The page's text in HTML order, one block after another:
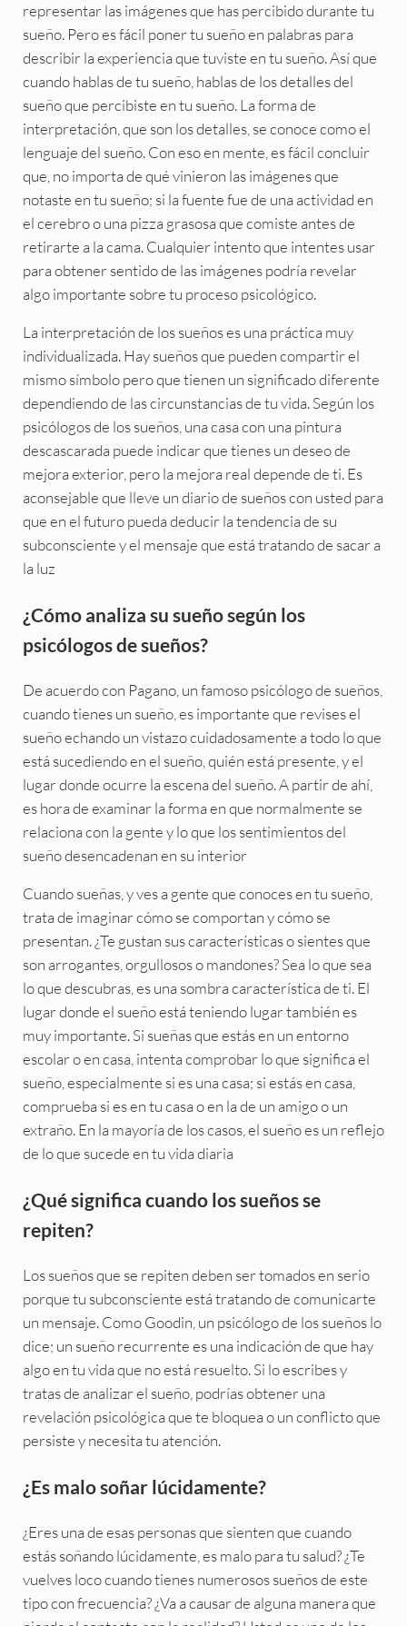
representar las imágenes que has percibido durante tu
sueño. Pero es fácil poner tu sueño en palabras para
describir la experiencia que tuviste en tu sueño. Así que
cuando hablas de tu sueño, hablas de los detalles del
sueño que percibiste en tu sueño. La forma de
interpretación, que son los detalles, se conoce como el
lenguaje del sueño. Con eso en mente, es fácil concluir
que, no importa de qué vinieron las imágenes que
notaste en tu sueño; si la fuente fue de una actividad en
el cerebro o una pizza grasosa que comiste antes de
retirarte a la cama. Cualquier intento que intentes usar
para obtener sentido de las imágenes podría revelar
algo importante sobre tu proceso psicológico.
La interpretación de los sueños es una práctica muy
individualizada. Hay sueños que pueden compartir el
mismo símbolo pero que tienen un significado diferente
dependiendo de las circunstancias de tu vida. Según los
psicólogos de los sueños, una casa con una pintura
descascarada puede indicar que tienes un deseo de
mejora exterior, pero la mejora real depende de ti. Es
aconsejable que lleve un diario de sueños con usted para
que en el futuro pueda deducir la tendencia de su
subconsciente y el mensaje que está tratando de sacar a
la luz
¿Cómo analiza su sueño según los
psicólogos de sueños?
De acuerdo con Pagano, un famoso psicólogo de sueños,
cuando tienes un sueño, es importante que revises el
sueño echando un vistazo cuidadosamente a todo lo que
está sucediendo en el sueño, quién está presente, y el
lugar donde ocurre la escena del sueño. A partir de ahí,
es hora de examinar la forma en que normalmente se
relaciona con la gente y lo que los sentimientos del
sueño desencadenan en su interior
Cuando sueñas, y ves a gente que conoces en tu sueño,
trata de imaginar cómo se comportan y cómo se
presentan. ¿Te gustan sus características o sientes que
son arrogantes, orgullosos o mandones? Sea lo que sea
lo que descubras, es una sombra característica de ti. El
lugar donde el sueño está teniendo lugar también es
muy importante. Si sueñas que estás en un entorno
escolar o en casa, intenta comprobar lo que significa el
sueño, especialmente si es una casa; si estás en casa,
comprueba si es en tu casa o en la de un amigo o un
extraño. En la mayoría de los casos, el sueño es un reflejo
de lo que sucede en tu vida diaria
¿Qué significa cuando los sueños se
repiten?
Los sueños que se repiten deben ser tomados en serio
porque tu subconsciente está tratando de comunicarte
un mensaje. Como Goodin, un psicólogo de los sueños lo
dice; un sueño recurrente es una indicación de que hay
algo en tu vida que no está resuelto. Si lo escribes y
tratas de analizar el sueño, podrías obtener una
revelación psicológica que te bloquea o un conflicto que
persiste y necesita tu atención.
¿Es malo soñar lúcidamente?
¿Eres una de esas personas que sienten que cuando
estás soñando lúcidamente, es malo para tu salud? ¿Te
vuelves loco cuando tienes numerosos sueños de este
tipo con frecuencia? ¿Va a causar de alguna manera que